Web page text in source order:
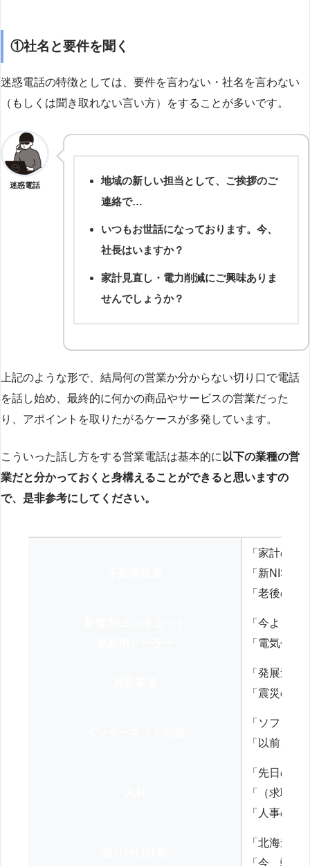
①社名と要件を聞く
迷惑電話の特徴としては、要件を言わない・社名を言わない
（もしくは聞き取れない言い方）をすることが多いです。
迷惑電話
地域の新しい担当として、ご挨拶のご
連絡で…
いつもお世話になっております。今、
社長はいますか？
家計見直し・電力削減にご興味ありま
せんでしょうか？
上記のような形で、結局何の営業か分からない切り口で電話
を話し始め、最終的に何かの商品やサービスの営業だった
り、アポイントを取りたがるケースが多発しています。
こういった話し方をする営業電話は基本的に 以下の業種の営
業だと分かっておくと身構えることができると思いますの
で、是非参考にしてください。
「家計の見
「新NISA
「老後の
「今より
「電気代を
「発展途
「震災の
「ソフト
「以前、
「先日の
「（求職
「人事の方
「北海道
「今、弊